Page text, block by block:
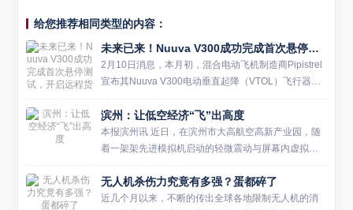
给您推荐相同类型的内容：
未来已来！Nuuva V300成功完成首次悬停测试，开启远程货物运输新篇章
2月10日消息，本月初，混合电动飞机制造商Pipistrel
宣布其Nuuva V300电动垂直起降（VTOL）飞行器成
功完成了首次悬停测试，这一进展无疑为该机型的研
发进程注入了新的动力。这次测试不仅验证了...
滨州：让低空经济“飞”出高度
本报滨州讯 近日，在滨州市大高航空高新产业园，随
着一架架先进模拟机启动的轻微震动与屏幕内虚拟世
界飞机引擎的轰鸣交织，一群怀揣航空梦想的学生满
怀期待地步入他们的研学之旅。 “我仿佛真坐在了驾驶
舱内，眼前是模...
无人机杀伤力究竟有多强？蛋都碎了
近几个月以来，不断的传出全球各地限制无人机的消